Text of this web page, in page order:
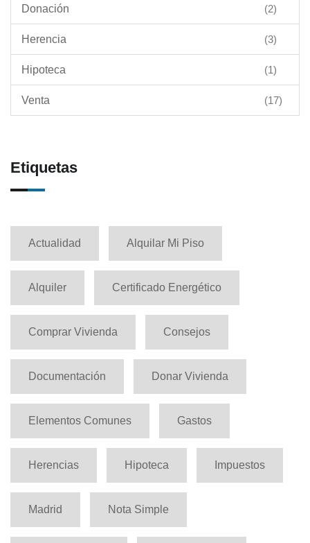
Donación (2)
Herencia (3)
Hipoteca (1)
Venta (17)
Etiquetas
Actualidad Alquilar Mi Piso
Alquiler Certificado Energético
Comprar Vivienda Consejos
Documentación Donar Vivienda
Elementos Comunes Gastos
Herencias Hipoteca Impuestos
Madrid Nota Simple